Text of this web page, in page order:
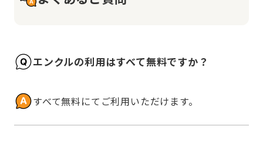
エンクルの利用はすべて無料ですか？
すべて無料にてご利用いただけます。